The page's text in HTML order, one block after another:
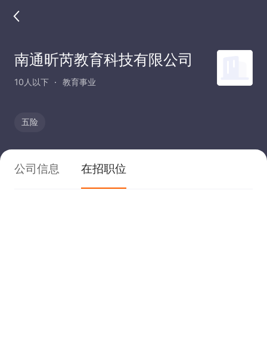
南通昕芮教育科技有限公司
10人以下 教育事业
五险
公司信息 在招职位